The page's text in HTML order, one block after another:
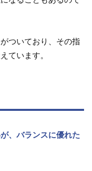
ついており、その指
ています。
、バランスに優れた